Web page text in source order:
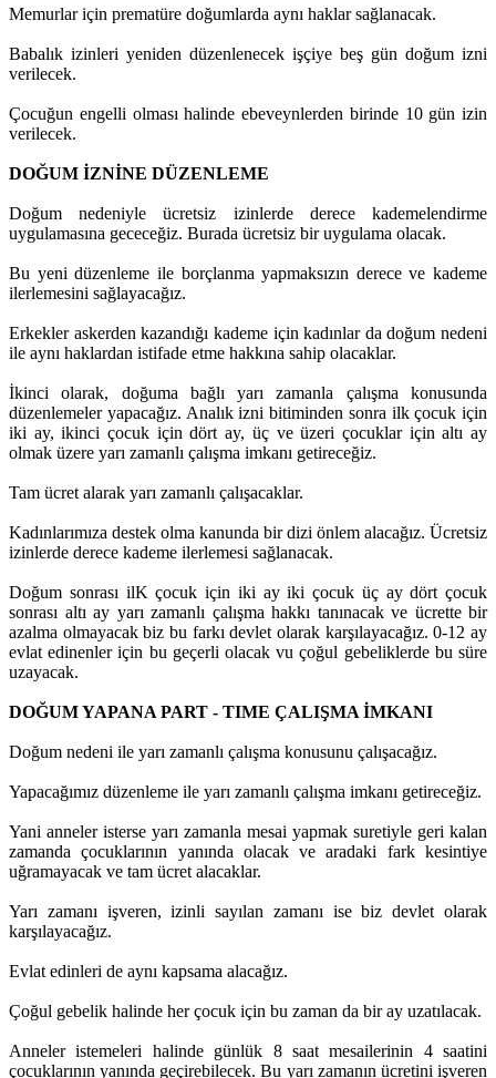
Memurlar için prematüre doğumlarda aynı haklar sağlanacak.
Babalık izinleri yeniden düzenlenecek işçiye beş gün doğum izni
verilecek.
Çocuğun engelli olması halinde ebeveynlerden birinde 10 gün izin
verilecek.
DOĞUM İZNİNE DÜZENLEME
Doğum nedeniyle ücretsiz izinlerde derece kademelendirme
uygulamasına gececeğiz. Burada ücretsiz bir uygulama olacak.
Bu yeni düzenleme ile borçlanma yapmaksızın derece ve kademe
ilerlemesini sağlayacağız.
Erkekler askerden kazandığı kademe için kadınlar da doğum nedeni
ile aynı haklardan istifade etme hakkına sahip olacaklar.
İkinci olarak, doğuma bağlı yarı zamanla çalışma konusunda
düzenlemeler yapacağız. Analık izni bitiminden sonra ilk çocuk için
iki ay, ikinci çocuk için dört ay, üç ve üzeri çocuklar için altı ay
olmak üzere yarı zamanlı çalışma imkanı getireceğiz.
Tam ücret alarak yarı zamanlı çalışacaklar.
Kadınlarımıza destek olma kanunda bir dizi önlem alacağız. Ücretsiz
izinlerde derece kademe ilerlemesi sağlanacak.
Doğum sonrası ilK çocuk için iki ay iki çocuk üç ay dört çocuk
sonrası altı ay yarı zamanlı çalışma hakkı tanınacak ve ücrette bir
azalma olmayacak biz bu farkı devlet olarak karşılayacağız. 0-12 ay
evlat edinenler için bu geçerli olacak vu çoğul gebeliklerde bu süre
uzayacak.
DOĞUM YAPANA PART - TIME ÇALIŞMA İMKANI
Doğum nedeni ile yarı zamanlı çalışma konusunu çalışacağız.
Yapacağımız düzenleme ile yarı zamanlı çalışma imkanı getireceğiz.
Yani anneler isterse yarı zamanla mesai yapmak suretiyle geri kalan
zamanda çocuklarının yanında olacak ve aradaki fark kesintiye
uğramayacak ve tam ücret alacaklar.
Yarı zamanı işveren, izinli sayılan zamanı ise biz devlet olarak
karşılayacağız.
Evlat edinleri de aynı kapsama alacağız.
Çoğul gebelik halinde her çocuk için bu zaman da bir ay uzatılacak.
Anneler istemeleri halinde günlük 8 saat mesailerinin 4 saatini
çocuklarının yanında geçirebilecek. Bu yarı zamanın ücretini işveren